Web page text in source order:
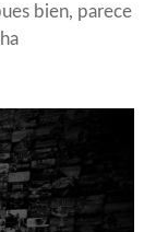
bien, parece